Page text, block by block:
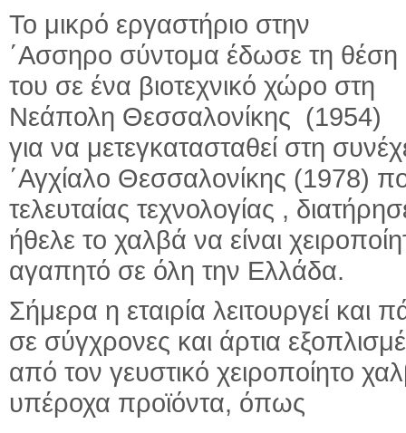
Το μικρό εργαστήριο στην
΄Ασσηρο σύντομα έδωσε τη θέση
του σε ένα βιοτεχνικό χώρο στη
Νεάπολη Θεσσαλονίκης (1954)
για να μετεγκατασταθεί στη
΄Αγχίαλο Θεσσαλονίκης (1978)
τελευταίας τεχνολογίας ,
ήθελε το χαλβά να είναι
αγαπητό σε όλη την Ελλάδα.
Σήμερα η εταιρία λειτουργεί και
σε σύγχρονες και άρτια
από τον γευστικό χειροποίητο
υπέροχα προϊόντα, όπως